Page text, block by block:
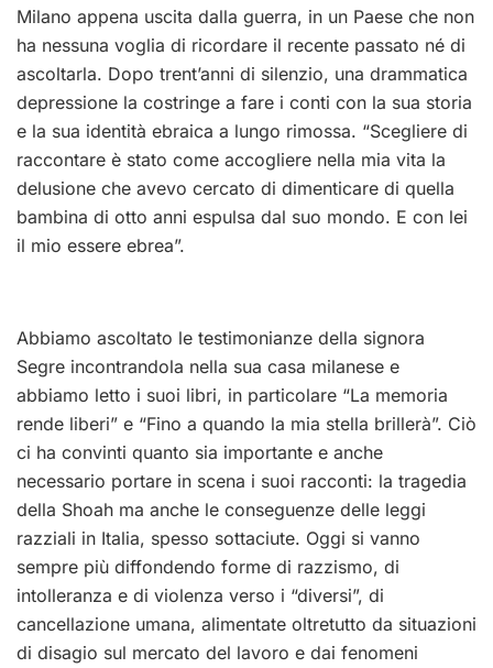
Milano appena uscita dalla guerra, in un Paese che non
ha nessuna voglia di ricordare il recente passato né di
ascoltarla. Dopo trent’anni di silenzio, una drammatica
depressione la costringe a fare i conti con la sua storia
e la sua identità ebraica a lungo rimossa. “Scegliere di
raccontare è stato come accogliere nella mia vita la
delusione che avevo cercato di dimenticare di quella
bambina di otto anni espulsa dal suo mondo. E con lei
il mio essere ebrea”.
Abbiamo ascoltato le testimonianze della signora
Segre incontrandola nella sua casa milanese e
abbiamo letto i suoi libri, in particolare “La memoria
rende liberi” e “Fino a quando la mia stella brillerà”. Ciò
ci ha convinti quanto sia importante e anche
necessario portare in scena i suoi racconti: la tragedia
della Shoah ma anche le conseguenze delle leggi
razziali in Italia, spesso sottaciute. Oggi si vanno
sempre più diffondendo forme di razzismo, di
intolleranza e di violenza verso i “diversi”, di
cancellazione umana, alimentate oltretutto da situazioni
di disagio sul mercato del lavoro e dai fenomeni